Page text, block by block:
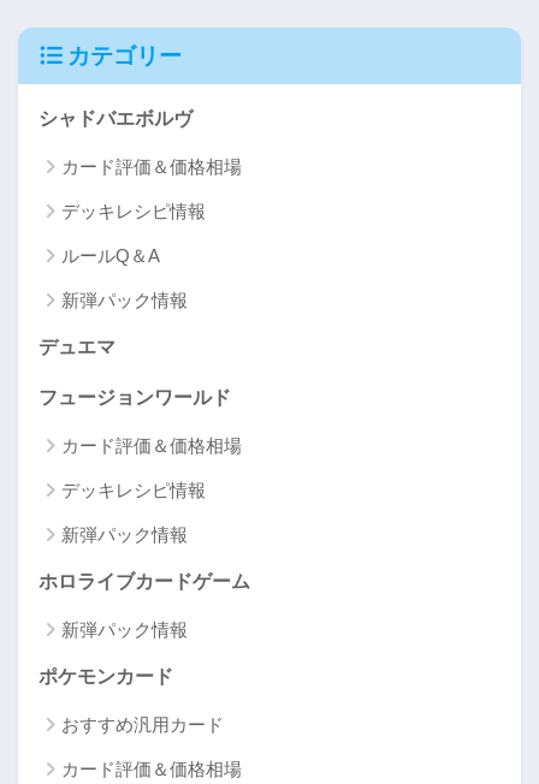
カテゴリー
シャドバエボルヴ
カード評価＆価格相場
デッキレシピ情報
ルールQ＆A
新弾パック情報
デュエマ
フュージョンワールド
カード評価＆価格相場
デッキレシピ情報
新弾パック情報
ホロライブカードゲーム
新弾パック情報
ポケモンカード
おすすめ汎用カード
カード評価＆価格相場